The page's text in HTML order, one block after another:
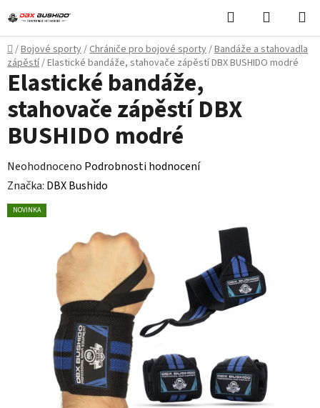
na
obsah
Hledat
KOŠÍK
Domů
/Bojové sporty/Chrániče pro bojové sporty/Bandáže a stahovadla
zápěstí/Elastické bandáže, stahovače zápěstí DBX BUSHIDO modré
Elastické bandáže,
stahovače zápěstí DBX
BUSHIDO modré
Průměrné
hodnocení
produktu
Neohodnoceno Podrobnosti hodnocení
Značka: DBX Bushido
NOVINKA